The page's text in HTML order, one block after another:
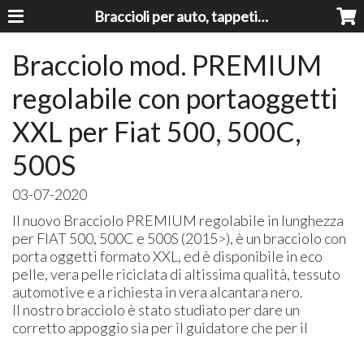
Braccioli per auto, tappeti auto, accessori auto MADE IN ITALY - Armrests, Mittelarmlehnen, Accoundoirs
Bracciolo mod. PREMIUM
regolabile con portaoggetti
XXL per Fiat 500, 500C,
500S
03-07-2020
Il nuovo Bracciolo PREMIUM regolabile in lunghezza
per FIAT 500, 500C e 500S (2015>), è un bracciolo con
porta oggetti formato XXL, ed è disponibile in eco
pelle, vera pelle riciclata di altissima qualità, tessuto
automotive e a richiesta in vera alcantara nero.
Il nostro bracciolo è stato studiato per dare un
corretto appoggio sia per il guidatore che per il